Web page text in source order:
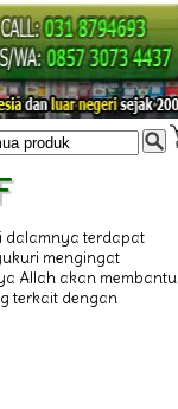
dalamnya terdapat
mengingat
Allah akan membantu
terkait dengan